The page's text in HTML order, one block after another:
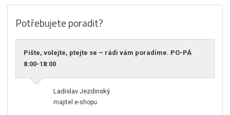
Potřebujete poradit?
Pište, volejte, ptejte se – rádi vám poradíme. PO-PÁ
8:00-18:00
Ladislav Jezdinský
majitel e-shopu